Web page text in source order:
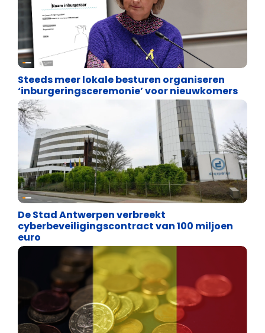
Binnenland politiek
Steeds meer lokale besturen organiseren
‘inburgeringsceremonie’ voor nieuwkomers
Binnenland politiek
De Stad Antwerpen verbreekt
cyberbeveiligingscontract van 100 miljoen
euro